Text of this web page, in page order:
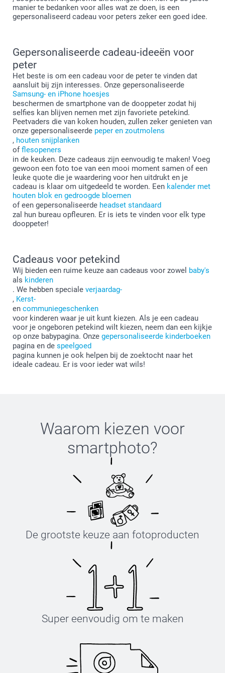
manier te bedanken voor alles wat ze doen, is een
gepersonaliseerd cadeau voor peters zeker een goed idee.
Gepersonaliseerde cadeau-ideeën voor
peter
Het beste is om een cadeau voor de peter te vinden dat
aansluit bij zijn interesses. Onze gepersonaliseerde
Samsung- en iPhone hoesjes
beschermen de smartphone van de dooppeter zodat hij
selfies kan blijven nemen met zijn favoriete petekind.
Peetvaders die van koken houden, zullen zeker genieten van
onze gepersonaliseerde peper en zoutmolens
, houten snijplanken
offlesopeners
in de keuken. Deze cadeaus zijn eenvoudig te maken! Voeg
gewoon een foto toe van een mooi moment samen of een
leuke quote die je waardering voor hen uitdrukt en je
cadeau is klaar om uitgedeeld te worden. Een kalender met
houten blok en gedroogde bloemen
of een gepersonaliseerde headset standaard
zal hun bureau opfleuren. Er is iets te vinden voor elk type
dooppeter!
Cadeaus voor petekind
Wij bieden een ruime keuze aan cadeaus voor zowel baby's
als kinderen
. We hebben speciale verjaardag-
, Kerst-
en communiegeschenken
voor kinderen waar je uit kunt kiezen. Als je een cadeau
voor je ongeboren petekind wilt kiezen, neem dan een kijkje
op onze babypagina. Onze gepersonaliseerde kinderboeken
pagina en de speelgoed
pagina kunnen je ook helpen bij de zoektocht naar het
ideale cadeau. Er is voor ieder wat wils!
Waarom kiezen voor
smartphoto?
De grootste keuze aan fotoproducten
Super eenvoudig om te maken